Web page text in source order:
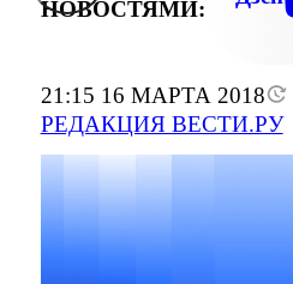
21:15 16 МАРТА 2018
РЕДАКЦИЯ ВЕСТИ.РУ
НОВОСТЯМИ: